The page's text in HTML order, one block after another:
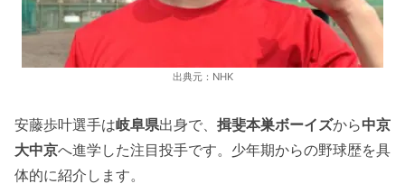
出典元：NHK
安藤歩叶選手は岐阜県出身で、 揖斐本巣ボーイズから中京
大中京へ進学した注目投手です。少年期からの野球歴を具
体的に紹介します。